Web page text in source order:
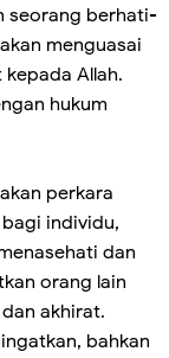
seorang berhati-
menguasai
Allah.
hukum
perkara
individu,
dan
orang lain
akhirat.
bahkan